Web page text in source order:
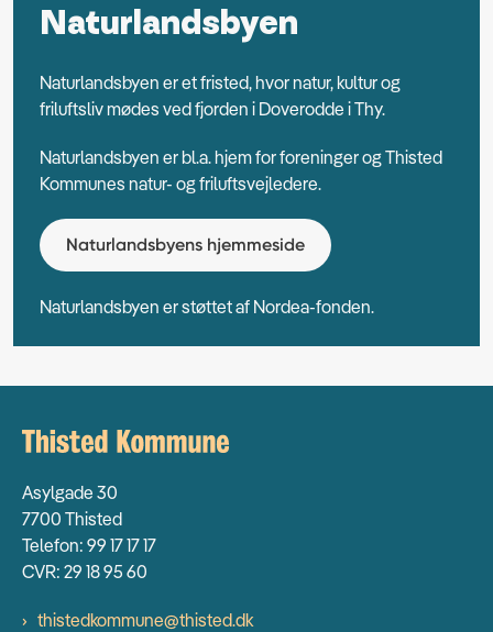
Naturlandsbyen
Naturlandsbyen er et fristed, hvor natur, kultur og
friluftsliv mødes ved fjorden i Doverodde i Thy.
Naturlandsbyen er bl.a. hjem for foreninger og Thisted
Kommunes natur- og friluftsvejledere.
Naturlandsbyens hjemmeside
Naturlandsbyen er støttet af Nordea-fonden.
Asylgade 30
7700 Thisted
Telefon: 99 17 17 17
CVR: 29 18 95 60
thistedkommune@thisted.dk